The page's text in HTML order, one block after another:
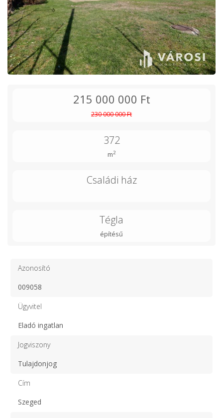
215 000 000 Ft
230 000 000 Ft
372
m2
Családi ház
Tégla
építésű
Azonosító
009058
Ügyvitel
Eladó ingatlan
Jogviszony
Tulajdonjog
Cím
Szeged